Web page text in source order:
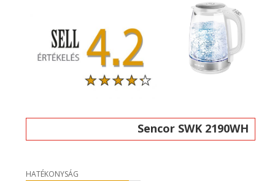
Sencor SWK 2190WH
HATÉKONYSÁG